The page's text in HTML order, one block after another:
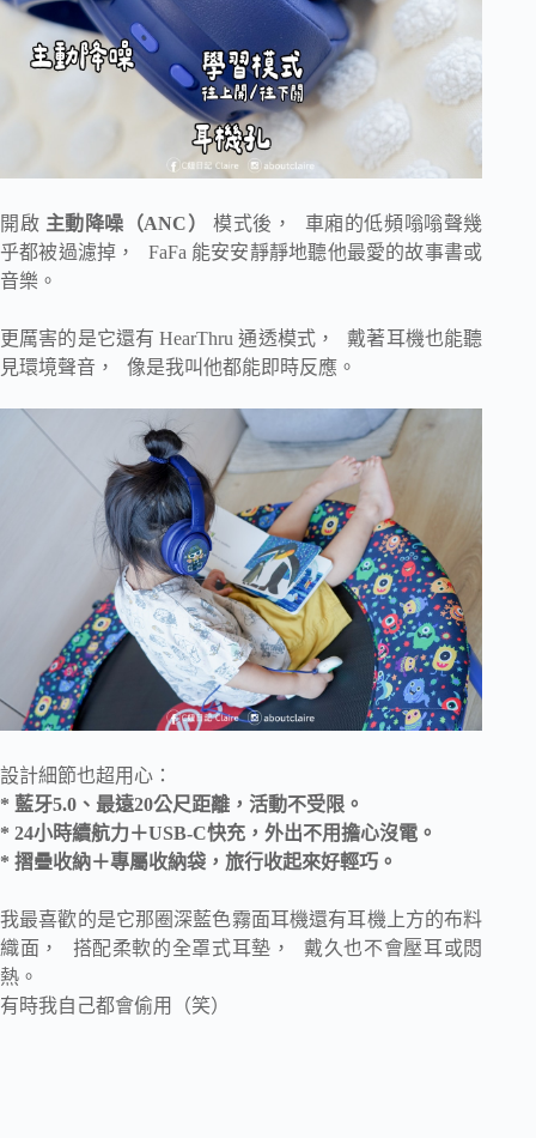
開啟 主動降噪（ANC）
模式後， 車廂的低頻嗡嗡聲幾
乎都被過濾掉， FaFa 能安安靜靜地聽他最愛的故事書或
音樂。
更厲害的是它還有 HearThru 通透模式， 戴著耳機也能聽
見環境聲音， 像是我叫他都能即時反應。
設計細節也超用心：
* 藍牙5.0、最遠20公尺距離，活動不受限。
* 24小時續航力＋USB-C快充，外出不用擔心沒電。
* 摺疊收納＋專屬收納袋，旅行收起來好輕巧。
我最喜歡的是它那圈深藍色霧面耳機還有耳機上方的布料
織面， 搭配柔軟的全罩式耳墊， 戴久也不會壓耳或悶
熱。
有時我自己都會偷用（笑）